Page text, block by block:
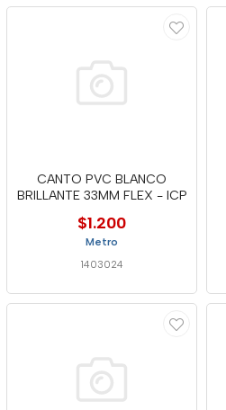
CANTO PVC BLANCO
BRILLANTE 33MM FLEX - ICP
$1.200
Metro
1403024